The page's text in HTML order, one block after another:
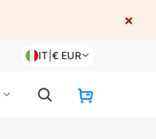
×
IT |€ EUR